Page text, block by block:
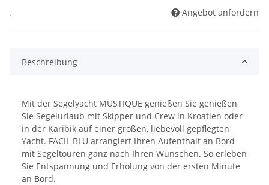
. Angebot anfordern
Beschreibung
Mit der Segelyacht MUSTIQUE genießen Sie genießen
Sie Segelurlaub mit Skipper und Crew in Kroatien oder
in der Karibik auf einer großen, liebevoll gepflegten
Yacht. FACIL BLU arrangiert Ihren Aufenthalt an Bord
mit Segeltouren ganz nach Ihren Wünschen. So erleben
Sie Entspannung und Erholung von der ersten Minute
an Bord.